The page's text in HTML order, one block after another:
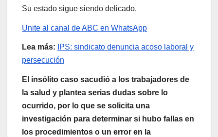
Su estado sigue siendo delicado.
Unite al canal de ABC en WhatsApp
Lea más:
IPS: sindicato denuncia acoso laboral y
persecución
El insólito caso sacudió a los trabajadores de
la salud y plantea serias dudas sobre lo
ocurrido, por lo que se solicita una
investigación para determinar si hubo fallas en
los procedimientos o un error en la